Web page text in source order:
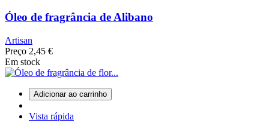
Óleo de fragrância de Alibano
Artisan
Preço 2,45 €
Em stock
Adicionar ao carrinho
Vista rápida